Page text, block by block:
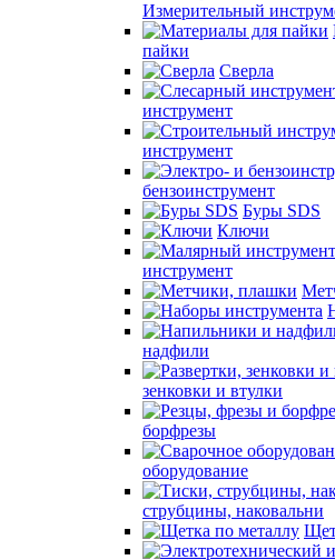
Измерительный
пайки
Сверла
инструмент
инструмент
бензоинструмент
Буры SDS
Ключи
инструмент
надфили
зенковки и втулки
борфрезы
оборудование
струбцины, наковальни